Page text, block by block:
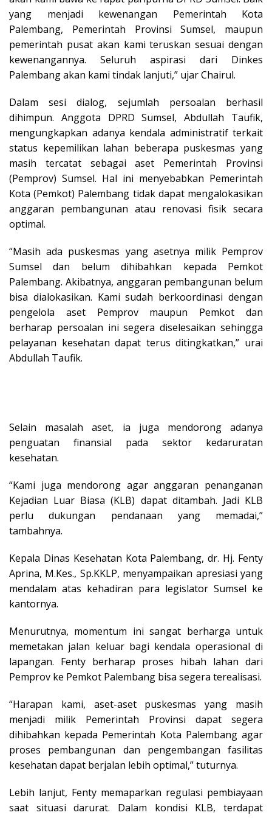
yang menjadi kewenangan Pemerintah Kota
Palembang, Pemerintah Provinsi Sumsel, maupun
pemerintah pusat akan kami teruskan sesuai dengan
kewenangannya. Seluruh aspirasi dari Dinkes
Palembang akan kami tindak lanjuti,” ujar Chairul.
Dalam sesi dialog, sejumlah persoalan berhasil
dihimpun. Anggota DPRD Sumsel, Abdullah Taufik,
mengungkapkan adanya kendala administratif terkait
status kepemilikan lahan beberapa puskesmas yang
masih tercatat sebagai aset Pemerintah Provinsi
(Pemprov) Sumsel. Hal ini menyebabkan Pemerintah
Kota (Pemkot) Palembang tidak dapat mengalokasikan
anggaran pembangunan atau renovasi fisik secara
optimal.
“Masih ada puskesmas yang asetnya milik Pemprov
Sumsel dan belum dihibahkan kepada Pemkot
Palembang. Akibatnya, anggaran pembangunan belum
bisa dialokasikan. Kami sudah berkoordinasi dengan
pengelola aset Pemprov maupun Pemkot dan
berharap persoalan ini segera diselesaikan sehingga
pelayanan kesehatan dapat terus ditingkatkan,” urai
Abdullah Taufik.
Selain masalah aset, ia juga mendorong adanya
penguatan finansial pada sektor kedaruratan
kesehatan.
“Kami juga mendorong agar anggaran penanganan
Kejadian Luar Biasa (KLB) dapat ditambah. Jadi KLB
perlu dukungan pendanaan yang memadai,”
tambahnya.
Kepala Dinas Kesehatan Kota Palembang, dr. Hj. Fenty
Aprina, M.Kes., Sp.KKLP, menyampaikan apresiasi yang
mendalam atas kehadiran para legislator Sumsel ke
kantornya.
Menurutnya, momentum ini sangat berharga untuk
memetakan jalan keluar bagi kendala operasional di
lapangan. Fenty berharap proses hibah lahan dari
Pemprov ke Pemkot Palembang bisa segera terealisasi.
“Harapan kami, aset-aset puskesmas yang masih
menjadi milik Pemerintah Provinsi dapat segera
dihibahkan kepada Pemerintah Kota Palembang agar
proses pembangunan dan pengembangan fasilitas
kesehatan dapat berjalan lebih optimal,” tuturnya.
Lebih lanjut, Fenty memaparkan regulasi pembiayaan
saat situasi darurat. Dalam kondisi KLB, terdapat